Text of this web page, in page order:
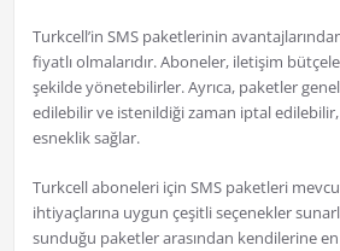
Turkcell’in SMS paketlerinin
fiyatlı olmalarıdır. Aboneler, iletişim
şekilde yönetebilirler. Ayrıca, paketler
edilebilir ve istenildiği zaman iptal
esneklik sağlar.
Turkcell aboneleri için SMS paketleri
ihtiyaçlarına uygun çeşitli seçenekler
sunduğu paketler arasından kendilerine